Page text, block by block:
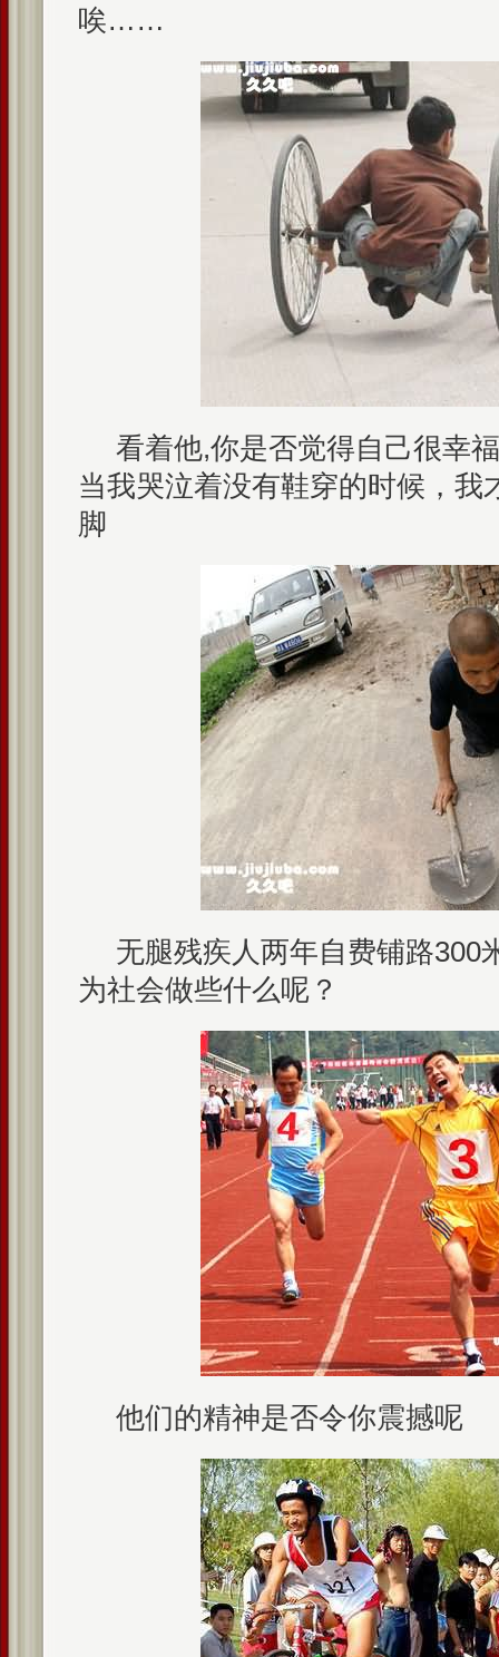
唉……
看着他,你是否觉得自己很幸
当我哭泣着没有鞋穿的时候，我
脚
无腿残疾人两年自费铺路300
为社会做些什么呢？
他们的精神是否令你震撼呢